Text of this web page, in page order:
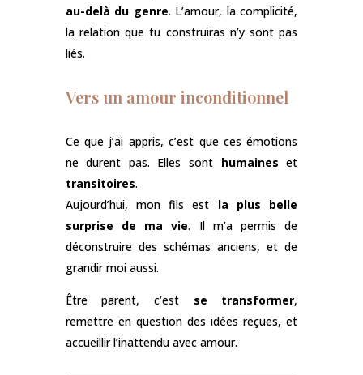
au-delà du genre. L’amour, la complicité,
la relation que tu construiras n’y sont pas
liés.
Vers un amour inconditionnel
Ce que j’ai appris, c’est que ces émotions
ne durent pas. Elles sont humaines et
transitoires.
Aujourd’hui, mon fils est la plus belle
surprise de ma vie. Il m’a permis de
déconstruire des schémas anciens, et de
grandir moi aussi.
Être parent, c’est se transformer,
remettre en question des idées reçues, et
accueillir l’inattendu avec amour.